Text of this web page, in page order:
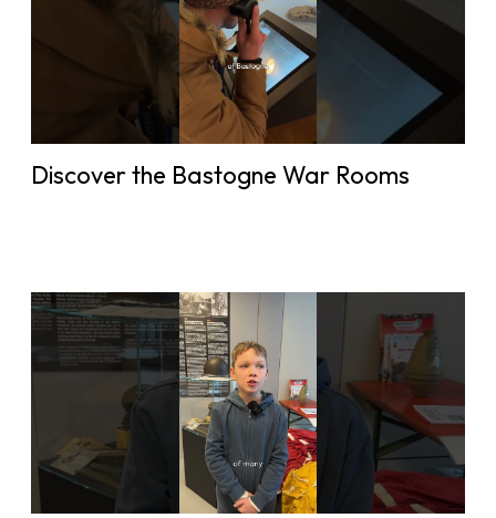
Discover the Bastogne War Rooms